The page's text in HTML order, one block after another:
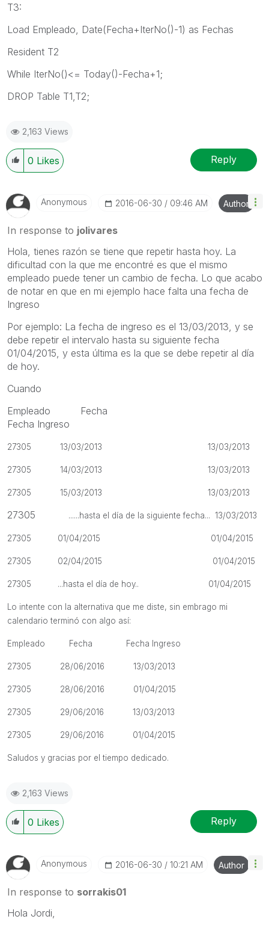
T3:
Load Empleado, Date(Fecha+IterNo()-1) as Fechas
Resident T2
While IterNo()<= Today()-Fecha+1;
DROP Table T1,T2;
2,163 Views
0 Likes Reply
Anonymous ‎2016-06-30 09:46 AM Author
In response to jolivares
Hola, tienes razón se tiene que repetir hasta hoy. La
dificultad con la que me encontré es que el mismo
empleado puede tener un cambio de fecha. Lo que acabo
de notar en que en mi ejemplo hace falta una fecha de
Ingreso
Por ejemplo: La fecha de ingreso es el 13/03/2013, y se
debe repetir el intervalo hasta su siguiente fecha
01/04/2015, y esta última es la que se debe repetir al día
de hoy.
Cuando
Empleado Fecha
Fecha Ingreso
27305 13/03/2013 13/03/2013
27305 14/03/2013 13/03/2013
27305 15/03/2013 13/03/2013
27305 ......hasta el día de la siguiente fecha... 13/03/2013
27305 01/04/2015 01/04/2015
27305 02/04/2015 01/04/2015
27305 ...hasta el día de hoy.. 01/04/2015
Lo intente con la alternativa que me diste, sin embrago mi
calendario terminó con algo así:
Empleado Fecha Fecha Ingreso
27305 28/06/2016 13/03/2013
27305 28/06/2016 01/04/2015
27305 29/06/2016 13/03/2013
27305 29/06/2016 01/04/2015
Saludos y gracias por el tiempo dedicado.
2,163 Views
0 Likes Reply
Anonymous ‎2016-06-30 10:21 AM Author
In response to sorrakis01
Hola Jordi,